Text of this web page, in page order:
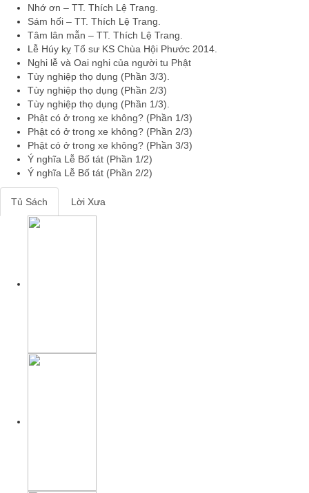
Nhớ ơn – TT. Thích Lệ Trang.
Sám hối – TT. Thích Lệ Trang.
Tâm lân mẫn – TT. Thích Lệ Trang.
Lễ Húy kỵ Tổ sư KS Chùa Hội Phước 2014.
Nghi lễ và Oai nghi của người tu Phật
Tùy nghiệp thọ dụng (Phần 3/3).
Tùy nghiệp thọ dụng (Phần 2/3)
Tùy nghiệp thọ dụng (Phần 1/3).
Phật có ở trong xe không? (Phần 1/3)
Phật có ở trong xe không? (Phần 2/3)
Phật có ở trong xe không? (Phần 3/3)
Ý nghĩa Lễ Bố tát (Phần 1/2)
Ý nghĩa Lễ Bố tát (Phần 2/2)
Tủ Sách Lời Xưa